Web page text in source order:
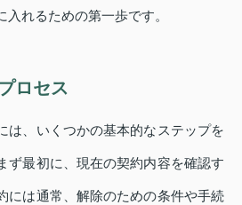
れるための第一歩です。
ロセス
は、いくつかの基本的なステップを
ず最初に、現在の契約内容を確認す
には通常、解除のための条件や手続